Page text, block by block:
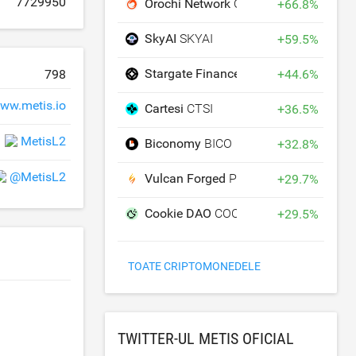
798
MetisL2
@MetisL2
Orochi Network ON +66.8%
SkyAISKYAI +59.5%
Stargate Finance +44.6%
Cartesi CTSI +36.5%
Biconomy BICO +32.8%
Vulcan Forged PYR +29.7%
Cookie DAO COOKIE +29.5%
TOATE CRIPTOMONEDELE
TWITTER-UL METIS OFICIAL